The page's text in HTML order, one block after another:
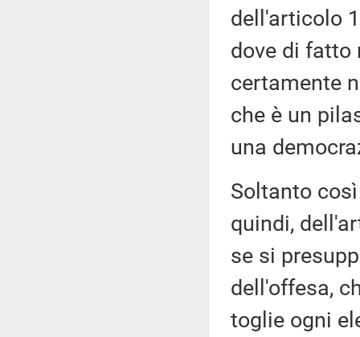
dell'articolo
dove di fatto
certamente
che è un
una
Soltanto
quindi,
se si
dell'offesa,
toglie ogni